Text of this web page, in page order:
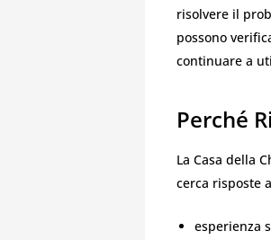
risolvere il
possono
continuare a
Perché
La Casa della
cerca risposte
esperienza